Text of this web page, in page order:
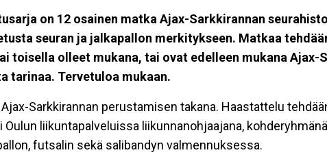
on 12 osainen matka Ajax-Sarkkirannan
seuran ja jalkapallon merkitykseen. Matkaa
toisella olleet mukana, tai ovat edelleen mukana Ajax-
tarinaa. Tervetuloa mukaan.
Sarkkirannan perustamisen takana. Haastattelu
Oulun liikuntapalveluissa liikunnanohjaajana,
futsalin sekä salibandyn valmennuksessa.